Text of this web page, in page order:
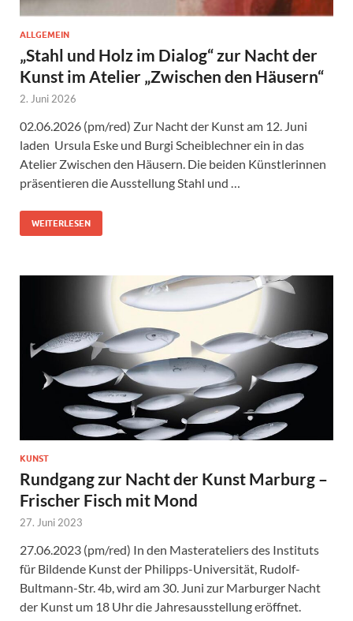
ALLGEMEIN
„Stahl und Holz im Dialog“ zur Nacht der
Kunst im Atelier „Zwischen den Häusern“
2. Juni 2026
02.06.2026 (pm/red) Zur Nacht der Kunst am 12. Juni
laden Ursula Eske und Burgi Scheiblechner ein in das
Atelier Zwischen den Häusern. Die beiden Künstlerinnen
präsentieren die Ausstellung Stahl und …
WEITERLESEN
KUNST
Rundgang zur Nacht der Kunst Marburg –
Frischer Fisch mit Mond
27. Juni 2023
27.06.2023 (pm/red) In den Masterateliers des Instituts
für Bildende Kunst der Philipps-Universität, Rudolf-
Bultmann-Str. 4b, wird am 30. Juni zur Marburger Nacht
der Kunst um 18 Uhr die Jahresausstellung eröffnet.